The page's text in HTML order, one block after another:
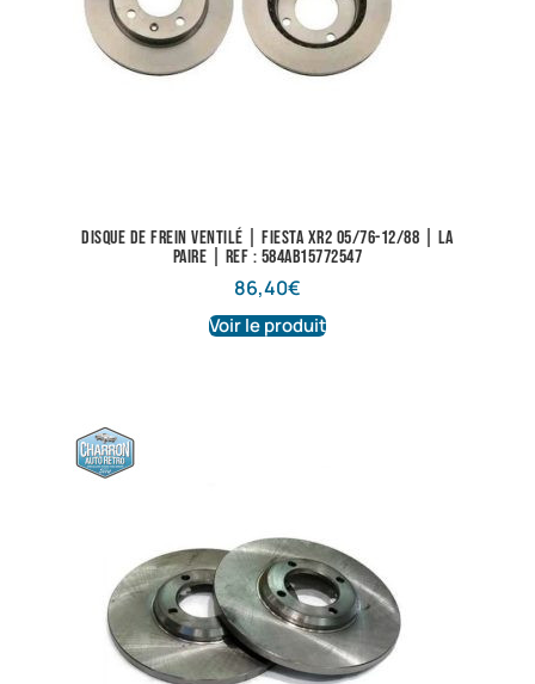
Disque de frein ventilé | Fiesta XR2 05/76-12/88 | La
paire | Ref : 584AB15772547
86,40€
Voir le produit